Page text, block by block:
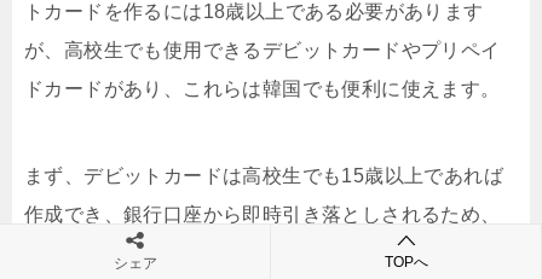
トカードを作るには18歳以上である必要があります
が、高校生でも使用できるデビットカードやプリペイ
ドカードがあり、これらは韓国でも便利に使えます。
まず、デビットカードは高校生でも15歳以上であれば
作成でき、銀行口座から即時引き落としされるため、
使い過ぎを防ぐことができるメリットがあります。
シェア TOPへ